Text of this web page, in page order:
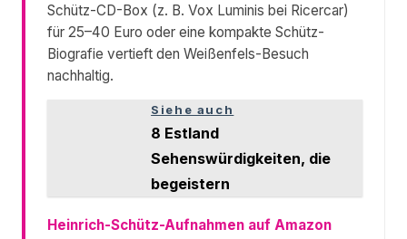
Schütz-CD-Box (z. B. Vox Luminis bei Ricercar)
für 25–40 Euro oder eine kompakte Schütz-
Biografie vertieft den Weißenfels-Besuch
nachhaltig.
Siehe auch
8 Estland
Sehenswürdigkeiten, die
begeistern
Heinrich-Schütz-Aufnahmen auf Amazon